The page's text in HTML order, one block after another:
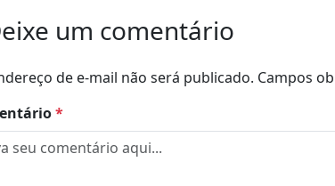
um comentário
de e-mail não será publicado. Campos
*